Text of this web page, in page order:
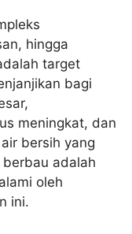
hingga
target
bagi
meningkat, dan
bersih yang
adalah
oleh
ini.